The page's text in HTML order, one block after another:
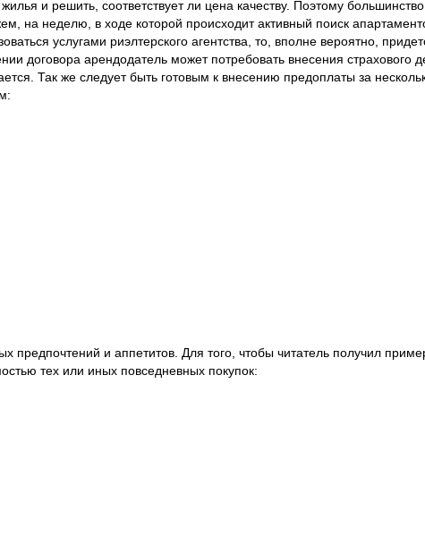
и решить, соответствует ли цена качеству. Поэтому
на неделю, в ходе которой происходит активный поиск
услугами риэлтерского агентства, то, вполне вероятно,
договора арендодатель может потребовать внесения страхового
Так же следует быть готовым к внесению предоплаты за
предпочтений и аппетитов. Для того, чтобы читатель получил
тех или иных повседневных покупок: